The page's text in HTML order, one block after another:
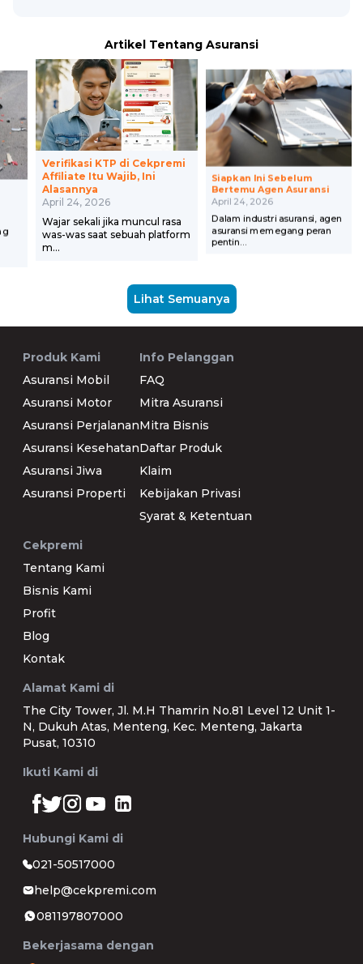
Artikel Tentang Asuransi
Verifikasi KTP di Cekpremi
Affiliate Itu Wajib, Ini
Alasannya
April 24, 2026
Wajar sekali jika muncul rasa
was-was saat sebuah platform
m...
Siapkan Ini Sebelum
Bertemu Agen Asuransi
April 24, 2026
Dalam industri asuransi, agen
asuransi memegang peran
pentin...
Lihat Semuanya
Produk Kami
Asuransi Mobil
Asuransi Motor
Asuransi Perjalanan
Asuransi Kesehatan
Asuransi Jiwa
Asuransi Properti
Info Pelanggan
FAQ
Mitra Asuransi
Mitra Bisnis
Daftar Produk
Klaim
Kebijakan Privasi
Syarat & Ketentuan
Cekpremi
Tentang Kami
Bisnis Kami
Profit
Blog
Kontak
Alamat Kami di
The City Tower, Jl. M.H Thamrin No.81 Level 12 Unit 1-
N, Dukuh Atas, Menteng, Kec. Menteng, Jakarta
Pusat, 10310
Ikuti Kami di
Hubungi Kami di
021-50517000
help@cekpremi.com
081197807000
Bekerjasama dengan